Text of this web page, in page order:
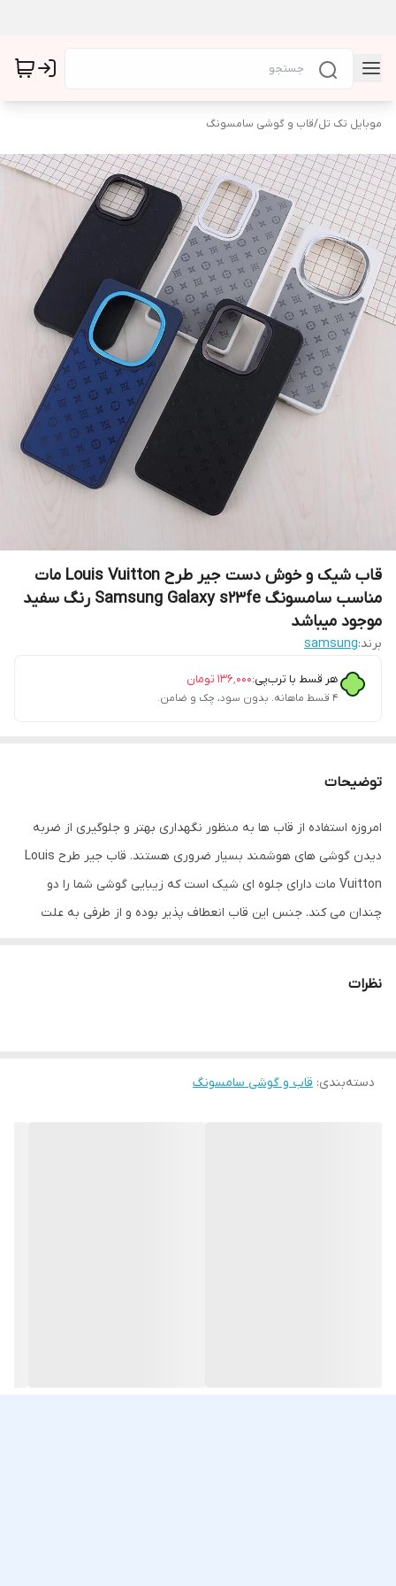
موبایل تک تل/قاب و گوشی سامسونگ
قاب شیک و خوش دست جیر طرح Louis Vuitton مات
مناسب سامسونگ Samsung Galaxy s23fe رنگ سفيد
موجود ميباشد
برند:samsung
هر قسط با ترب‌پی:۱۳۶٬۰۰۰ تومان
۴ قسط ماهانه. بدون سود، چک و ضامن.
توضیحات
امروزه استفاده از قاب ها به منظور نگهداری بهتر و جلوگیری از ضربه
دیدن گوشی های هوشمند بسیار ضروری هستند. قاب جیر طرح Louis
Vuitton مات دارای جلوه ای شیک است که زیبایی گوشی شما را دو
چندان می کند. جنس این قاب انعطاف پذیر بوده و از طرفی به علت
برجستگی هایی است که در هنگام استفاده از آنها راحت تر باشید.
نظرات
دسته‌بندی: قاب و گوشی سامسونگ